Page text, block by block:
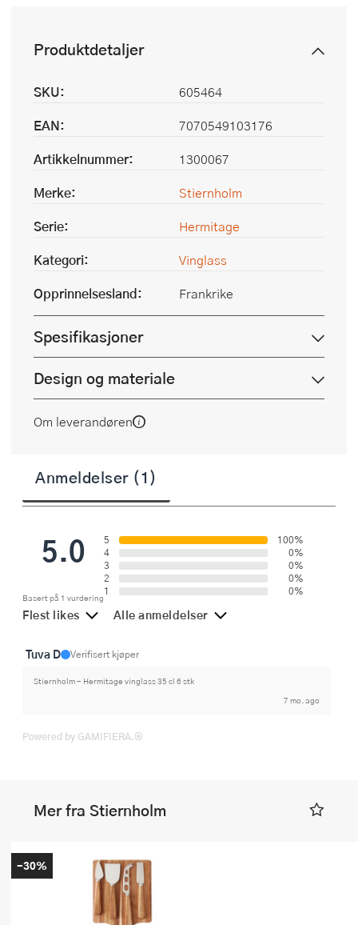
Produktdetaljer
SKU:
605464
EAN:
7070549103176
Artikkelnummer:
1300067
Merke:
Stiernholm
Serie:
Hermitage
Kategori:
Vinglass
Opprinnelsesland:
Frankrike
Spesifikasjoner
Design og materiale
Om leverandøren
Anmeldelser (1)
5.0
Basert på 1 vurdering
5
100%
4
0%
3
0%
2
0%
1
0%
Flest likes Alle anmeldelser
Tuva D Verifisert kjøper
Stiernholm - Hermitage vinglass 35 cl 6 stk
7 mo. ago
Powered by GAMIFIERA.®
Mer fra Stiernholm
-30%